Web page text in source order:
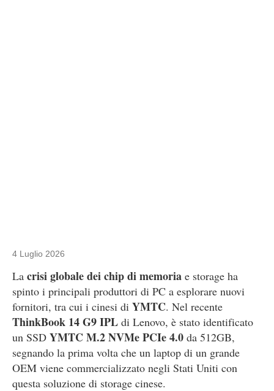
4 Luglio 2026
La crisi globale dei chip di memoria e storage ha
spinto i principali produttori di PC a esplorare nuovi
fornitori, tra cui i cinesi di YMTC. Nel recente
ThinkBook 14 G9 IPL di Lenovo, è stato identificato
un SSD YMTC M.2 NVMe PCIe 4.0 da 512GB,
segnando la prima volta che un laptop di un grande
OEM viene commercializzato negli Stati Uniti con
questa soluzione di storage cinese.